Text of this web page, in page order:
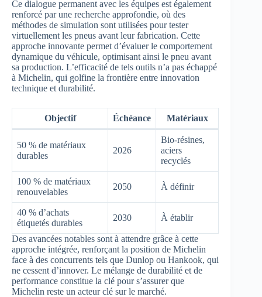
Ce dialogue permanent avec les équipes est également
renforcé par une recherche approfondie, où des
méthodes de simulation sont utilisées pour tester
virtuellement les pneus avant leur fabrication. Cette
approche innovante permet d’évaluer le comportement
dynamique du véhicule, optimisant ainsi le pneu avant
sa production. L’efficacité de tels outils n’a pas échappé
à Michelin, qui golfine la frontière entre innovation
technique et durabilité.
Objectif Échéance Matériaux
50 % de matériaux
durables
2026
Bio-résines,
aciers
recyclés
100 % de matériaux
renouvelables
2050 À définir
40 % d’achats
étiquetés durables
2030 À établir
Des avancées notables sont à attendre grâce à cette
approche intégrée, renforçant la position de Michelin
face à des concurrents tels que Dunlop ou Hankook, qui
ne cessent d’innover. Le mélange de durabilité et de
performance constitue la clé pour s’assurer que
Michelin reste un acteur clé sur le marché.